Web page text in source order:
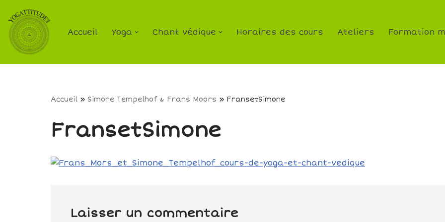
Aller
au
contenu
Accueil Yoga Chant védique Horaires des cours Ateliers Formation
Accueil » Simone Tempelhof & Frans Moors » FransetSimone
FransetSimone
Laisser un commentaire